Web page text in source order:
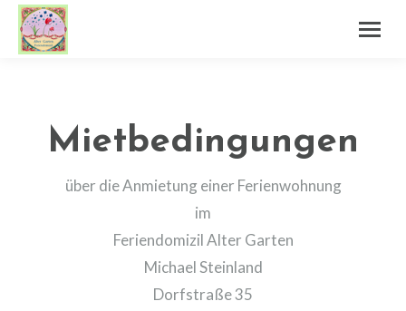
Mietbedingungen
über die Anmietung einer Ferienwohnung
im
Feriendomizil Alter Garten
Michael Steinland
Dorfstraße 35